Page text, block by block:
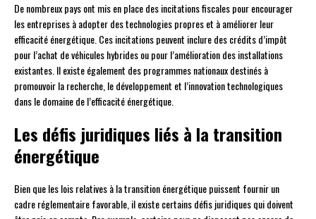
De nombreux pays ont mis en place des incitations fiscales pour encourager
les entreprises à adopter des technologies propres et à améliorer leur
efficacité énergétique. Ces incitations peuvent inclure des crédits d’impôt
pour l’achat de véhicules hybrides ou pour l’amélioration des installations
existantes. Il existe également des programmes nationaux destinés à
promouvoir la recherche, le développement et l’innovation technologiques
dans le domaine de l’efficacité énergétique.
Les défis juridiques liés à la transition
énergétique
Bien que les lois relatives à la transition énergétique puissent fournir un
cadre réglementaire favorable, il existe certains défis juridiques qui doivent